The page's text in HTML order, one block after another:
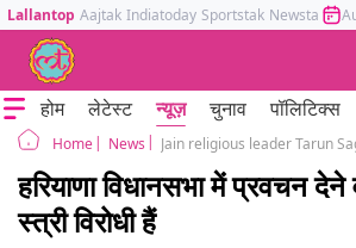
Lallantop Aajtak Indiatoday Sportstak Newstak
होम लेटेस्ट न्यूज़ चुनाव पॉलिटिक्स
Home News
हरियाणा विधानसभा में प्रवचन
स्त्री विरोधी हैं